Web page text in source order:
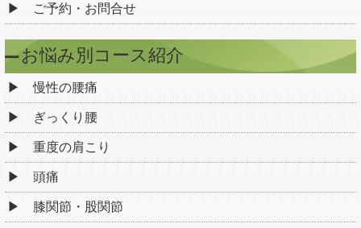
ご予約・お問合せ
お悩み別コース紹介
慢性の腰痛
ぎっくり腰
重度の肩こり
頭痛
膝関節・股関節